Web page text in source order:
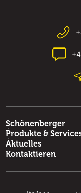
Schönenberger
Produkte &
Aktuelles
Kontaktieren